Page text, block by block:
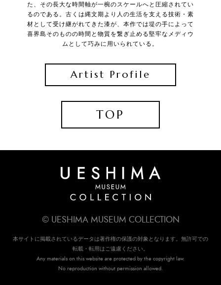
た、その長大な時間軸が一椀のスケールへと圧縮されてい
るのである。古くは縄文期より人の生活を支える技術・素
材として受け継がれてきた漆が、本作では堤の手によって
喜界島そのものの時間と物質を繋ぎ止める堅牢なメディウ
ムとして巧みに用いられている。
Artist Profile
TOP
© UESHIMA MUSEUM COLLECTION
本サイトに掲載されているデータは著作権の保護の対象となります。無許可での
転載・転用はご遠慮ください。
Any materials on this website are protected by the copyright law.
No reproduction without permission allowed.